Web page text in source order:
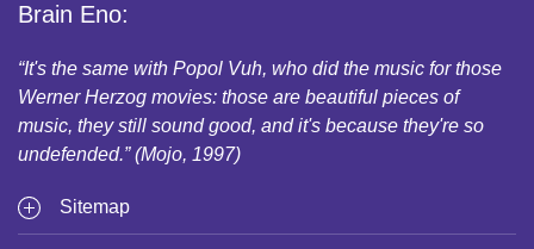
Brain Eno:
“It's the same with Popol Vuh, who did the music for those
Werner Herzog movies: those are beautiful pieces of
music, they still sound good, and it's because they're so
undefended.” (Mojo, 1997)
Sitemap